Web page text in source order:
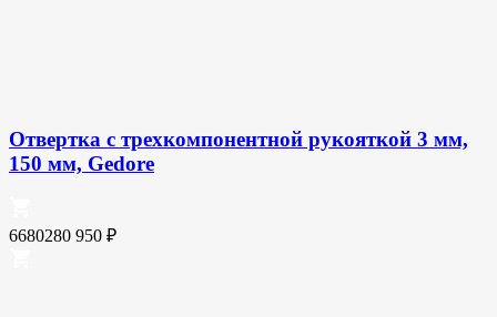
Отвертка с трехкомпонентной рукояткой 3 мм,
150 мм, Gedore
6680280 950 ₽